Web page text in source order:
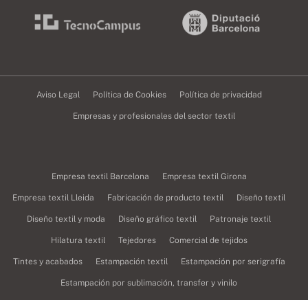
Aviso Legal Política de Cookies Política de privacidad
Empresas y profesionales del sector textil
Empresa textil Barcelona Empresa textil Girona
Empresa textil Lleida Fabricación de producto textil Diseño textil
Diseño textil y moda Diseño gráfico textil Patronaje textil
Hilatura textil Tejedores Comercial de tejidos
Tintes y acabados Estampación textil Estampación por serigrafía
Estampación por sublimación, transfer y vinilo